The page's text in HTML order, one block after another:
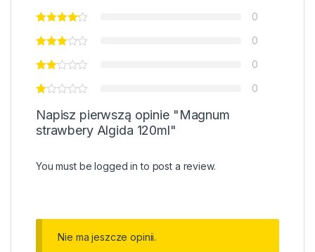
0
0
0
0
Napisz pierwszą opinie "Magnum
strawbery Algida 120ml"
You must belogged in to post a review.
Nie ma jeszcze opinii.